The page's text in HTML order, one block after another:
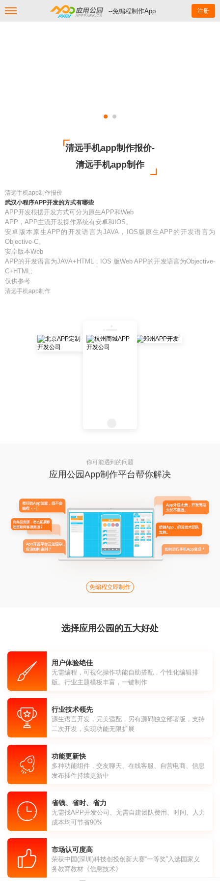
--免编程制作App 注册
清远手机app制作报价-
清远手机app制作
清远手机app制作报价
武汉小程序APP开发的方式有哪些
APP开发根据开发方式可分为原生APP和Web
APP，APP主流开发操作系统有安卓和IOS。
安卓版本原生APP的开发语言为JAVA，IOS版原生APP的开发语言为
Objective-C。
安卓版本Web
APP的开发语言为JAVA+HTML，IOS 版Web APP的开发语言为Objective-
C+HTML;
仅供参考
清远手机app制作
你可能遇到的问题
应用公园App制作平台帮你解决
免编程立即制作
选择应用公园的五大好处
用户体验绝佳
无需编程，可视化操作功能自助搭配，个性化编辑排
版。行业主题模板丰富，一键制作
行业技术领先
源生语言开发，完美适配，另有源码独立部署版，支持
二次开发，实现功能无限扩展
功能更新快
多种功能组件，交友聊天、在线客服、自营电商、信息
发布插件持续更新中
省钱、省时、省力
无需找APP开发公司、无需自建团队费用、时间、人力
成本均可节省90%
市场认可度高
荣获中国(深圳)科技创投创新大赛“一等奖”入选国家义
务教育教材《信息技术》